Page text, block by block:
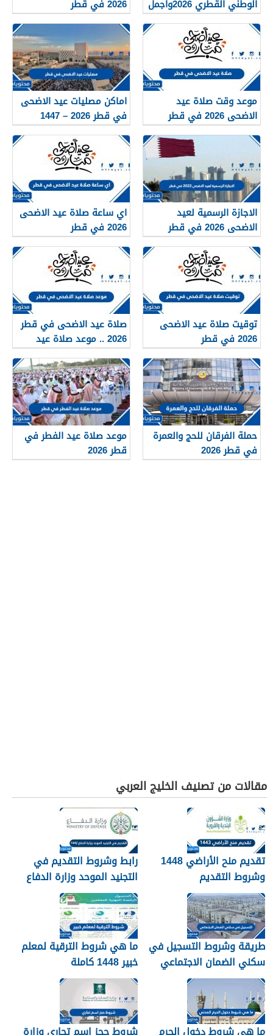
الوطني القطري 2026واجمل
الخلفيات والصور والعبارات
2026 في قطر
موعد وقت صلاة عيد
الاضحى 2026 في قطر
لجميع المحافظات
اماكن مصليات عيد الاضحى
في قطر 2026 – 1447
لجميع المحافظات
الاجازة الرسمية لعيد
الاضحى 2026 في قطر
اي ساعة صلاة عيد الاضحى
2026 في قطر
توقيت صلاة عيد الاضحى
2026 في قطر
صلاة عيد الاضحى في قطر
2026 .. موعد صلاة عيد
الاضحى في قطر
حملة الفرقان للحج والعمرة
في قطر 2026
موعد صلاة عيد الفطر في
قطر 2026
مقالات من تصنيف الخليج العربي
تقديم منح الأراضي 1448
وشروط التقديم
رابط وشروط التقديم في
التجنيد الموحد وزارة الدفاع
1448
طريقة وشروط التسجيل في
سكني الضمان الاجتماعي
1448
ما هي شروط الترقية لمعلم
خبير 1448 كاملة